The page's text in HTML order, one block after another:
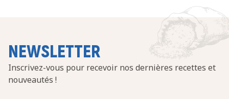
NEWSLETTER
Inscrivez-vous pour recevoir nos dernières recettes et
nouveautés !